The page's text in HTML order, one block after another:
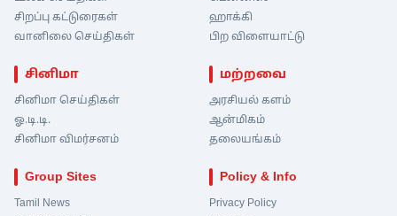
சிறப்பு கட்டுரைகள்
வானிலை செய்திகள்
ஹாக்கி
பிற விளையாட்டு
சினிமா
சினிமா செய்திகள்
ஓ.டி.டி.
சினிமா விமர்சனம்
மற்றவை
அரசியல் களம்
ஆன்மிகம்
தலையங்கம்
Group Sites
Tamil News
Policy & Info
Privacy Policy